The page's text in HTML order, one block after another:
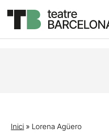
Inici » Lorena Agüero